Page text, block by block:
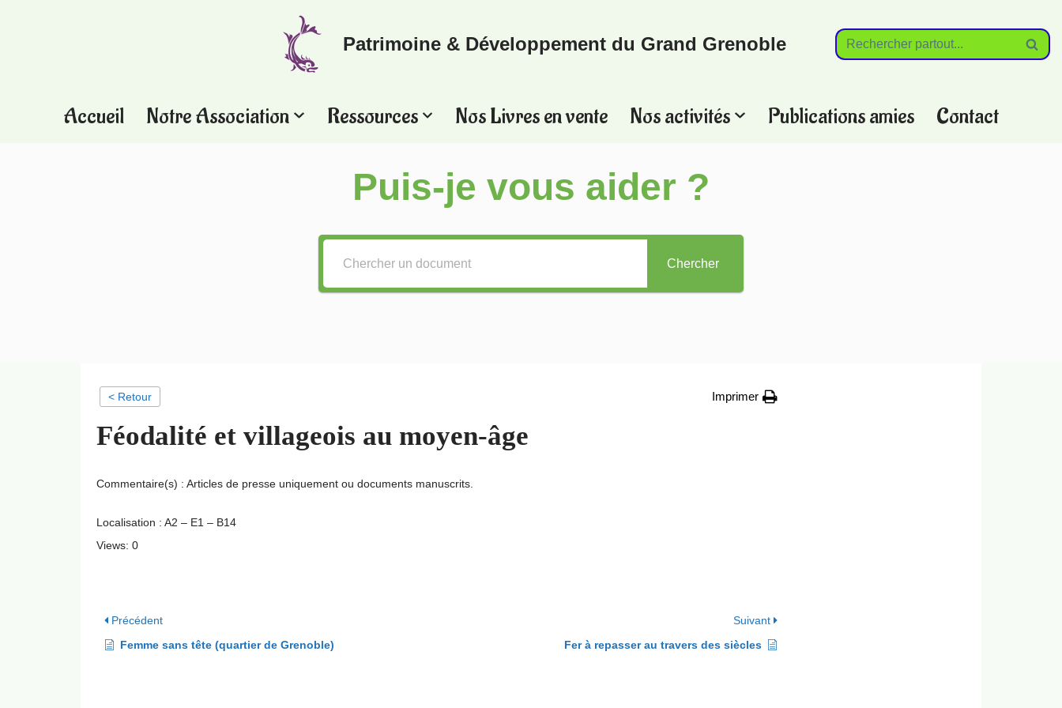
Patrimoine & Développement du Grand Grenoble
Accueil Notre Association Ressources Nos Livres en vente Nos activités Publications amies Contact
Puis-je vous aider ?
Chercher
< Retour Imprimer
Féodalité et villageois au moyen-âge
Commentaire(s) : Articles de presse uniquement ou documents manuscrits.
Localisation : A2 – E1 – B14
Views: 0
Précédent
Femme sans tête (quartier de Grenoble)
Suivant
Fer à repasser au travers des siècles